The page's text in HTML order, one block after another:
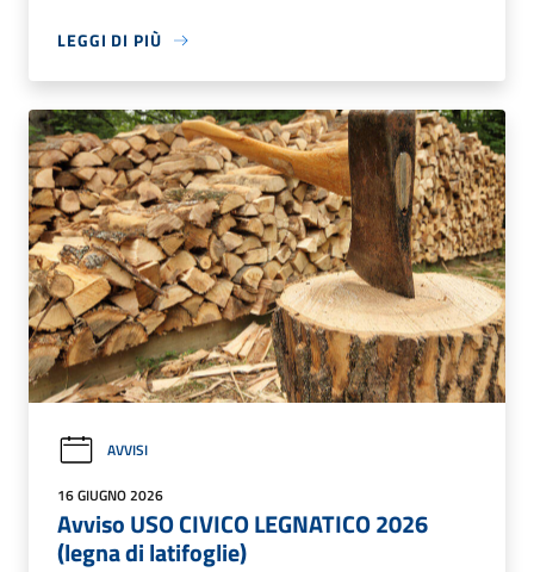
LEGGI DI PIÙ
AVVISI
16 GIUGNO 2026
Avviso USO CIVICO LEGNATICO 2026
(legna di latifoglie)